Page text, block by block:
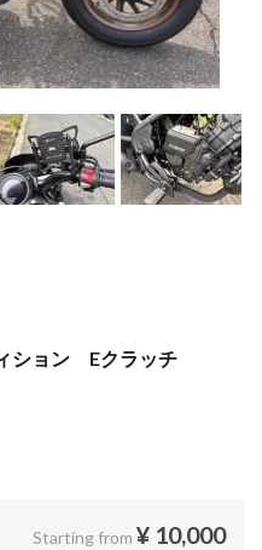
ション Eクラッチ
Starting from ¥ 10,000